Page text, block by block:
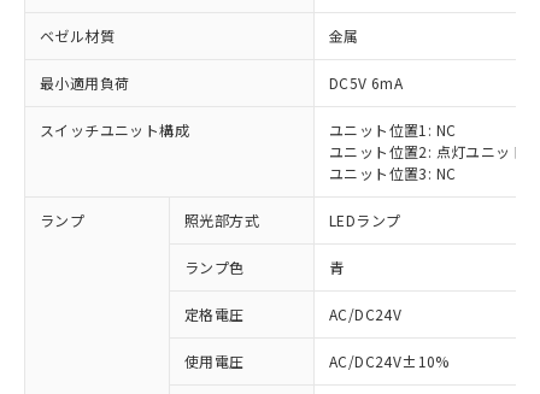
ベゼル材質 金属
最小適用負荷 DC5V 6mA
スイッチユニット構成
ユニット位置1: NC
ユニット位置2: 点灯ユニット
ユニット位置3: NC
ランプ 照光部方式 LEDランプ
ランプ色 青
定格電圧 AC/DC24V
使用電圧 AC/DC24V±10%
※1 対応状況